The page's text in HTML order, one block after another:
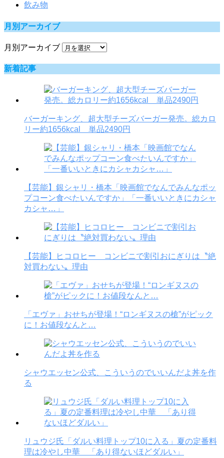
飲み物
月別アーカイブ
月別アーカイブ
新着記事
バーガーキング、超大型チーズバーガー発売。総カロ
リー約1656kcal 単品2490円
【芸能】銀シャリ・橋本「映画館でなんでみんなポッ
プコーン食べたいんですか」「一番いいときにカシャ
カシャ…」
【芸能】ヒコロヒー コンビニで割引おにぎりは〝絶
対買わない〟理由
「エヴァ」おせちが登場！“ロンギヌスの槍”がピック
に！お値段なんと…
シャウエッセン公式、こういうのでいいんだよ丼を作
る
リュウジ氏「ダルい料理トップ10に入る」夏の定番料
理は冷やし中華 「あり得ないほどダルい」